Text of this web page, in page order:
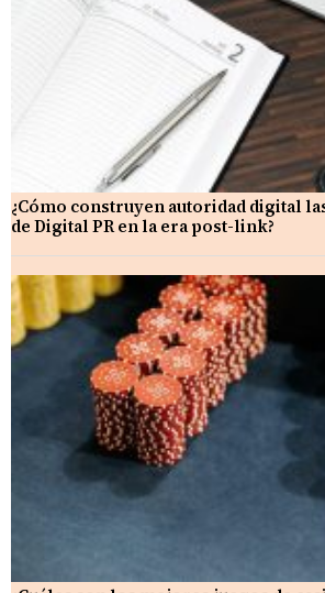
¿Cómo construyen autoridad digital
de Digital PR en la era post-link?